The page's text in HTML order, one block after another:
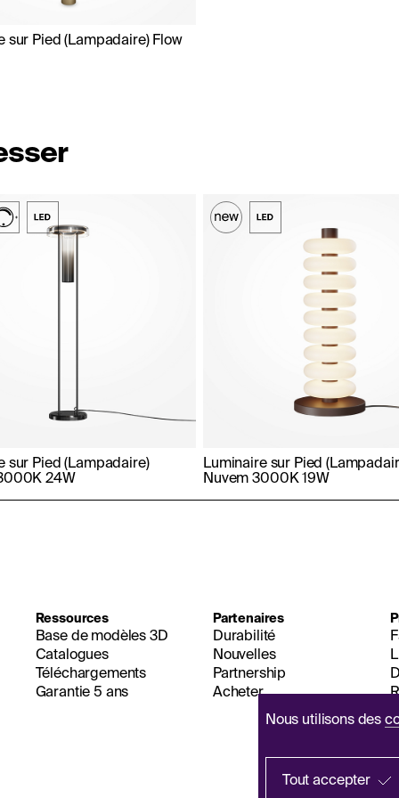
sur Pied (Lampadaire) Flow
sur Pied (Lampadaire)
24W
Luminaire sur Pied
Nuvem 3000K 19W
Nous utilisons des
Tout accepter
Ressources
Base de modèles 3D
Catalogues
Téléchargements
Garantie 5 ans
Partenaires
Durabilité
Nouvelles
Partnership
Acheter